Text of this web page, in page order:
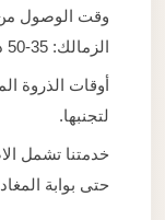
الزمالك: 35-50 دقيقة حسب الازدحام.
لتجنبها.
خدمتنا تشمل
حتى بوابة